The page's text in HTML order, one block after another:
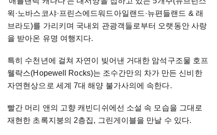
윅 · 노바스코샤·프린스에드워드아일랜드 ·뉴편들랜드 & 래
브라도)를 가리키며 국내외 관광객들로부터 오랫동안 사랑
을 받아온 유명 여행지다.
특히 수천년에 걸쳐 자연이 빚어낸 거대한 암석구조물 호프
웰락스(Hopewell Rocks)는 조수간만의 차가 만든 신비한
자연현상으로 세계 7대 해양 불가사의에 속한다.
빨간 머리 앤의 고향 캐빈디쉬에선 소설 속 모습을 그대로
재현한 초록지붕의 2층집, 그린게이블을 만날 수 있다.